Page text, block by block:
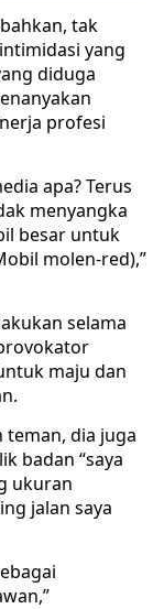
tak
yang
diduga
profesi
apa? Terus
menyangka
besar untuk
molen-red),”
selama
maju dan
teman, dia juga
badan “saya
ukuran
jalan saya